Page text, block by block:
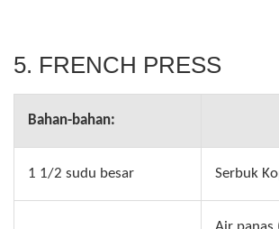
5. FRENCH PRESS
Bahan-bahan:
1 1/2 sudu besar Serbuk